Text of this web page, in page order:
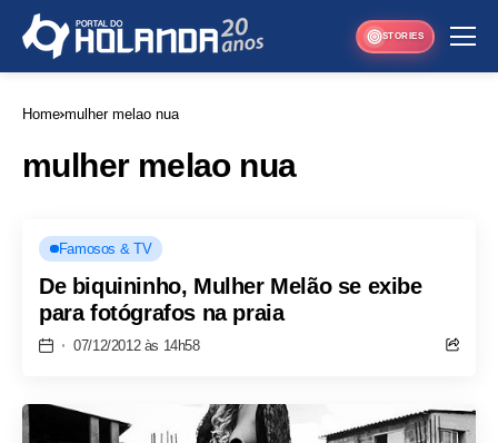
STORIES
Home mulher melao nua
mulher melao nua
Famosos & TV
De biquininho, Mulher Melão se exibe
para fotógrafos na praia
07/12/2012 às 14h58